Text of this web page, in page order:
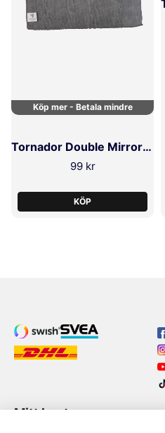
Köp mer - Betala mindre
Tornador Double MirrorFinish 2-P
99 kr
KÖP
Mitt konto